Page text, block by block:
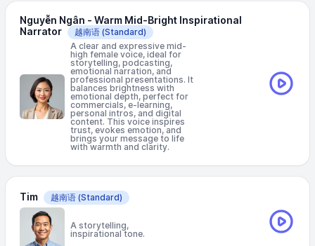
Nguyễn Ngân - Warm Mid-Bright Inspirational
Narrator
越南语 (Standard)
A clear and expressive mid-
high female voice, ideal for
storytelling, podcasting,
emotional narration, and
professional presentations. It
balances brightness with
emotional depth, perfect for
commercials, e-learning,
personal intros, and digital
content. This voice inspires
trust, evokes emotion, and
brings your message to life
with warmth and clarity.
Tim 越南语 (Standard)
A storytelling,
inspirational tone.